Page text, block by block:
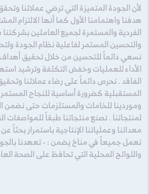
لأن الجودة المتميزة التي ترضي عملائنا
هدفنا واهتمامنا الأول كما أنها الالتزام
الفردية والمستمرة لجميع العاملين
والتحسين المستمر لفاعلية نظام الجودة
نسعي دائماً للتحسين من خلال تحقيق
الأداء للعمليات وخفض التكلفة وترشيد
الفاقد . نحرص دائماً على رضاء عملائنا
المستقبلية كضرورة أساسية للنجاح المستمر
وموردينا للخامات والمستلزمات حتى نضمن
لمنتجاتنا . نصنع منتجاتنا طبقاً للمواصفات
معداتنا وعملياتنا الإنتاجية باستمرار بحثاً
نعمل جميعاً في مناخ يضمن : - تعهدنا بالجودة
واللوائح المحلية التي تحافظ على الصحة